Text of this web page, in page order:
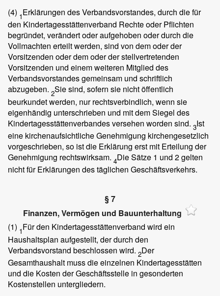
(4) 1Erklärungen des Verbandsvorstandes, durch die für
den Kindertagesstättenverband Rechte oder Pflichten
begründet, verändert oder aufgehoben oder durch die
Vollmachten erteilt werden, sind von dem oder der
Vorsitzenden oder dem oder der stellvertretenden
Vorsitzenden und einem weiteren Mitglied des
Verbandsvorstandes gemeinsam und schriftlich
abzugeben. 2Sie sind, sofern sie nicht öffentlich
beurkundet werden, nur rechtsverbindlich, wenn sie
eigenhändig unterschrieben und mit dem Siegel des
Kindertagesstättenverbandes versehen worden sind. 3Ist
eine kirchenaufsichtliche Genehmigung kirchengesetzlich
vorgeschrieben, so ist die Erklärung erst mit Erteilung der
Genehmigung rechtswirksam. 4Die Sätze 1 und 2 gelten
nicht für Erklärungen des täglichen Geschäftsverkehrs.
§ 7
Finanzen, Vermögen und Bauunterhaltung
(1) 1Für den Kindertagesstättenverband wird ein
Haushaltsplan aufgestellt, der durch den
Verbandsvorstand beschlossen wird. 2Der
Gesamthaushalt muss die einzelnen Kindertagesstätten
und die Kosten der Geschäftsstelle in gesonderten
Kostenstellen untergliedern.